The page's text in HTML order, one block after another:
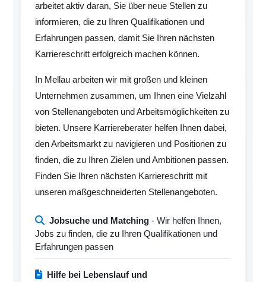
arbeitet aktiv daran, Sie über neue Stellen zu
informieren, die zu Ihren Qualifikationen und
Erfahrungen passen, damit Sie Ihren nächsten
Karriereschritt erfolgreich machen können.
In Mellau arbeiten wir mit großen und kleinen
Unternehmen zusammen, um Ihnen eine Vielzahl
von Stellenangeboten und Arbeitsmöglichkeiten zu
bieten. Unsere Karriereberater helfen Ihnen dabei,
den Arbeitsmarkt zu navigieren und Positionen zu
finden, die zu Ihren Zielen und Ambitionen passen.
Finden Sie Ihren nächsten Karriereschritt mit
unseren maßgeschneiderten Stellenangeboten.
Jobsuche und Matching - Wir helfen Ihnen,
Jobs zu finden, die zu Ihren Qualifikationen und
Erfahrungen passen
Hilfe bei Lebenslauf und